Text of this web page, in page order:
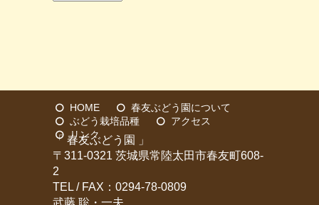
HOME
春友ぶどう園について
ぶどう栽培品種
アクセス
リンク
「 春友ぶどう園 」
〒311-0321 茨城県常陸太田市春友町608-
2
TEL / FAX：0294-78-0809